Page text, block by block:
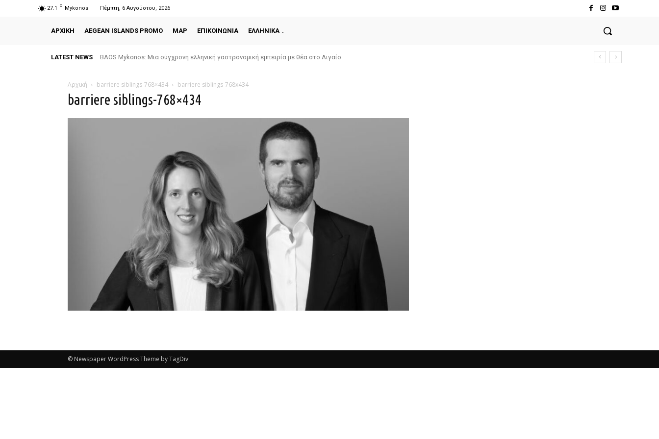
27.1 C Mykonos Πέμπτη, 6 Αυγούστου, 2026
ΑΡΧΙΚΗ AEGEAN ISLANDS PROMO MAP ΕΠΙΚΟΙΝΩΝΙΑ ΕΛΛΗΝΙΚΑ
LATEST NEWS BAOS Mykonos: Μια σύγχρονη ελληνική γαστρονομική εμπειρία με θέα στο Αιγαίο
Αρχική barriere siblings-768×434 barriere siblings-768x434
barriere siblings-768×434
© Newspaper WordPress Theme by TagDiv